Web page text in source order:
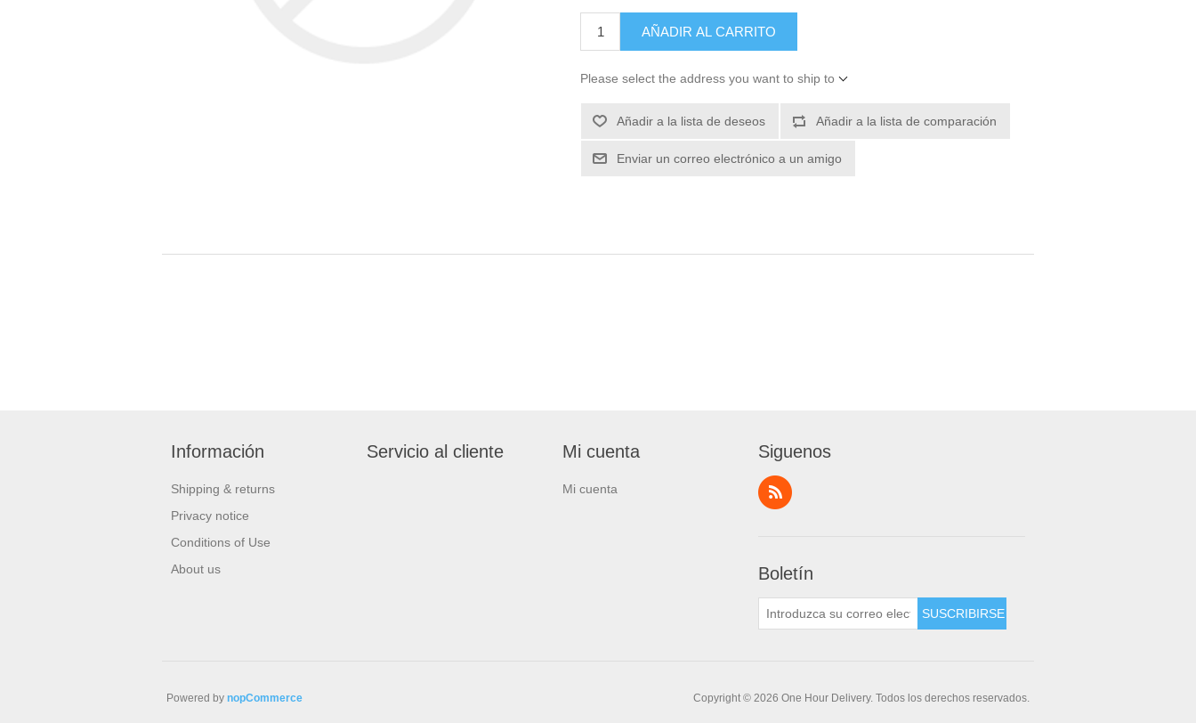
Please select the address you want to ship to
Información
Shipping & returns
Privacy notice
Conditions of Use
About us
Servicio al cliente Mi cuenta
Mi cuenta
Siguenos
Boletín
Copyright © 2026 One Hour Delivery. Todos los derechos reservados.
Powered by nopCommerce